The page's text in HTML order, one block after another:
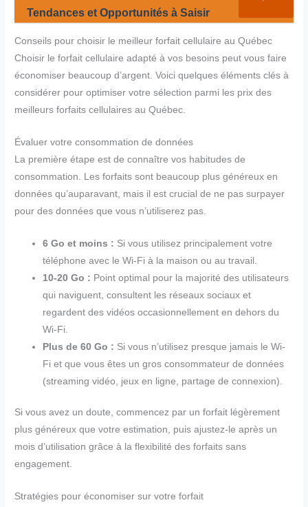
Tendances et Opportunités à Saisir
Conseils pour choisir le meilleur forfait cellulaire au Québec
Choisir le forfait cellulaire adapté à vos besoins peut vous faire
économiser beaucoup d’argent. Voici quelques éléments clés à
considérer pour optimiser votre sélection parmi les prix des
meilleurs forfaits cellulaires au Québec.
Évaluer votre consommation de données
La première étape est de connaître vos habitudes de
consommation. Les forfaits sont beaucoup plus généreux en
données qu’auparavant, mais il est crucial de ne pas surpayer
pour des données que vous n’utiliserez pas.
6 Go et moins : Si vous utilisez principalement votre
téléphone avec le Wi-Fi à la maison ou au travail.
10-20 Go : Point optimal pour la majorité des utilisateurs
qui naviguent, consultent les réseaux sociaux et
regardent des vidéos occasionnellement en dehors du
Wi-Fi.
Plus de 60 Go : Si vous n’utilisez presque jamais le Wi-
Fi et que vous êtes un gros consommateur de données
(streaming vidéo, jeux en ligne, partage de connexion).
Si vous avez un doute, commencez par un forfait légèrement
plus généreux que votre estimation, puis ajustez-le après un
mois d’utilisation grâce à la flexibilité des forfaits sans
engagement.
Stratégies pour économiser sur votre forfait